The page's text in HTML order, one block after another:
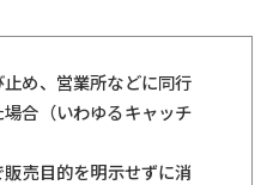
め、営業所などに同行
合（いわゆるキャッチ
売目的を明示せずに消